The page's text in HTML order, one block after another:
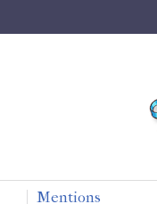
Mentions